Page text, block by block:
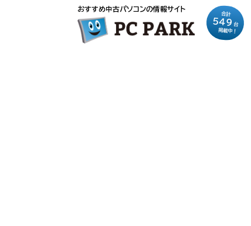
おすすめ中古パソコンの情報サイト
合計
549 台
掲載中！